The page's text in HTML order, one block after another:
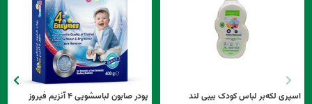
اسپری لکه‌بر لباس کودک بیبی لند پودر صابون لباسشویی ۴ آنزیم فیروز